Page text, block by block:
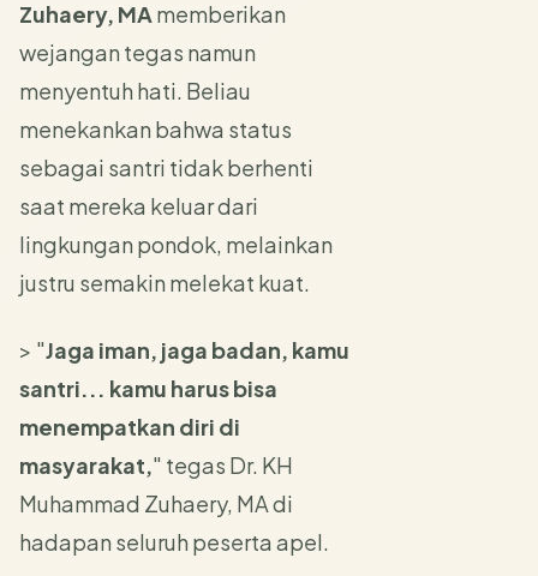
Zuhaery, MA memberikan
wejangan tegas namun
menyentuh hati. Beliau
menekankan bahwa status
sebagai santri tidak berhenti
saat mereka keluar dari
lingkungan pondok, melainkan
justru semakin melekat kuat.
> "Jaga iman, jaga badan, kamu
santri... kamu harus bisa
menempatkan diri di
masyarakat," tegas Dr. KH
Muhammad Zuhaery, MA di
hadapan seluruh peserta apel.